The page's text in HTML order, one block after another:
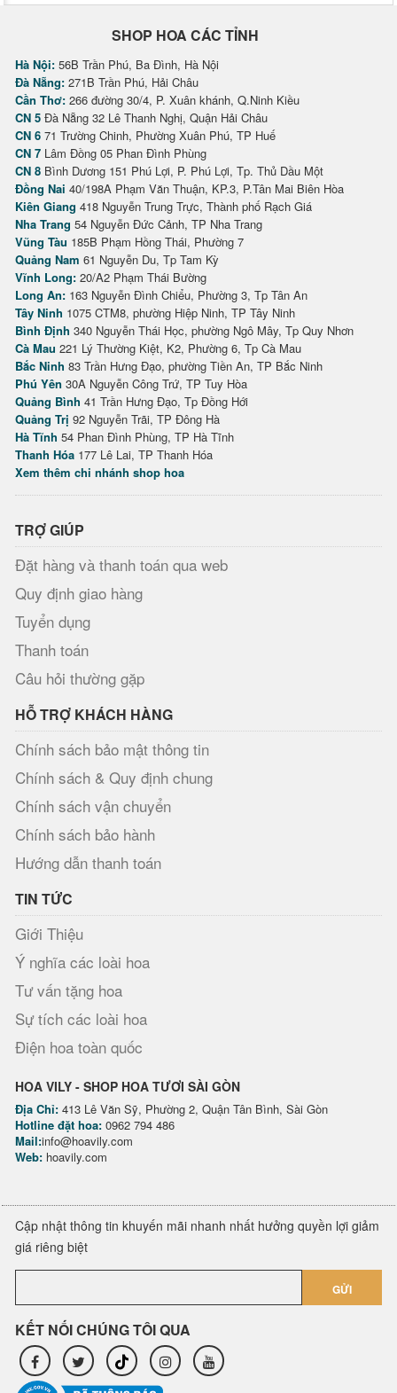
SHOP HOA CÁC TỈNH
Hà Nội: 56B Trần Phú, Ba Đình, Hà Nội
Đà Nẵng: 271B Trần Phú, Hải Châu
Cần Thơ: 266 đường 30/4, P. Xuân khánh, Q.Ninh Kiều
CN 5 Đà Nẵng 32 Lê Thanh Nghị, Quận Hải Châu
CN 6 71 Trường Chinh, Phường Xuân Phú, TP Huế
CN 7 Lâm Đồng 05 Phan Đình Phùng
CN 8 Bình Dương 151 Phú Lợi, P. Phú Lợi, Tp. Thủ Dầu Một
Đồng Nai 40/198A Phạm Văn Thuận, KP.3, P.Tân Mai Biên Hòa
Kiên Giang 418 Nguyễn Trung Trực, Thành phố Rạch Giá
Nha Trang 54 Nguyễn Đức Cảnh, TP Nha Trang
Vũng Tàu 185B Phạm Hồng Thái, Phường 7
Quảng Nam 61 Nguyễn Du, Tp Tam Kỳ
Vĩnh Long: 20/A2 Phạm Thái Bường
Long An: 163 Nguyễn Đình Chiểu, Phường 3, Tp Tân An
Tây Ninh 1075 CTM8, phường Hiệp Ninh, TP Tây Ninh
Bình Định 340 Nguyễn Thái Học, phường Ngô Mây, Tp Quy Nhơn
Cà Mau 221 Lý Thường Kiệt, K2, Phường 6, Tp Cà Mau
Bắc Ninh 83 Trần Hưng Đạo, phường Tiền An, TP Bắc Ninh
Phú Yên 30A Nguyễn Công Trứ, TP Tuy Hòa
Quảng Bình 41 Trần Hưng Đạo, Tp Đồng Hới
Quảng Trị 92 Nguyễn Trãi, TP Đông Hà
Hà Tĩnh 54 Phan Đình Phùng, TP Hà Tĩnh
Thanh Hóa 177 Lê Lai, TP Thanh Hóa
Xem thêm chi nhánh shop hoa
TRỢ GIÚP
Đặt hàng và thanh toán qua web
Quy định giao hàng
Tuyển dụng
Thanh toán
Câu hỏi thường gặp
HỖ TRỢ KHÁCH HÀNG
Chính sách bảo mật thông tin
Chính sách & Quy định chung
Chính sách vận chuyển
Chính sách bảo hành
Hướng dẫn thanh toán
TIN TỨC
Giới Thiệu
Ý nghĩa các loài hoa
Tư vấn tặng hoa
Sự tích các loài hoa
Điện hoa toàn quốc
HOA VILY - SHOP HOA TƯƠI SÀI GÒN
Địa Chỉ: 413 Lê Văn Sỹ, Phường 2, Quận Tân Bình, Sài Gòn
Hotline đặt hoa: 0962 794 486
Mail:info@hoavily.com
Web: hoavily.com
Cập nhật thông tin khuyến mãi nhanh nhất hưởng quyền lợi giảm
giá riêng biệt
GỬI
KẾT NỐI CHÚNG TÔI QUA